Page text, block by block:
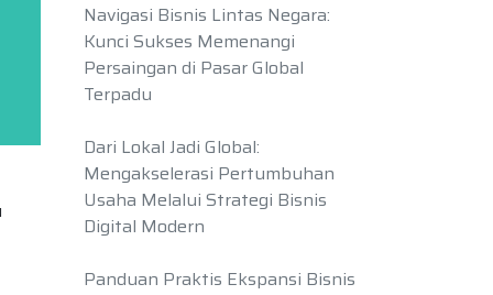
Navigasi Bisnis Lintas Negara:
Kunci Sukses Memenangi
Persaingan di Pasar Global
Terpadu
Dari Lokal Jadi Global:
Mengakselerasi Pertumbuhan
Usaha Melalui Strategi Bisnis
Digital Modern
Panduan Praktis Ekspansi Bisnis